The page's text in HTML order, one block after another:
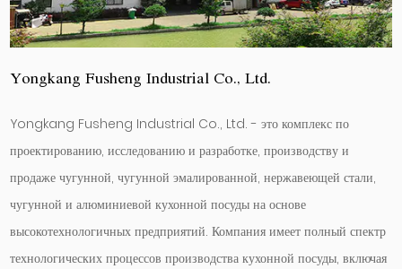
Yongkang Fusheng Industrial Co., Ltd.
Yongkang Fusheng Industrial Co., Ltd. - это комплекс по
проектированию, исследованию и разработке, производству и
продаже чугунной, чугунной эмалированной, нержавеющей стали,
чугунной и алюминиевой кухонной посуды на основе
высокотехнологичных предприятий. Компания имеет полный спектр
технологических процессов производства кухонной посуды, включая